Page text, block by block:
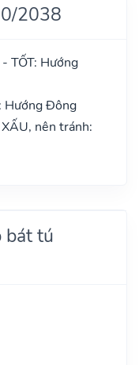
2038
TỐT: Hướng
Hướng Đông
nên tránh:
bát tú